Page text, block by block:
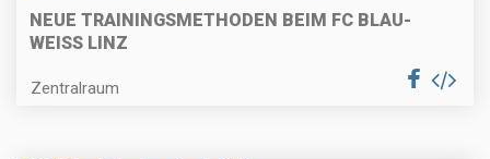
NEUE TRAININGSMETHODEN BEIM FC BLAU-
WEISS LINZ
Zentralraum